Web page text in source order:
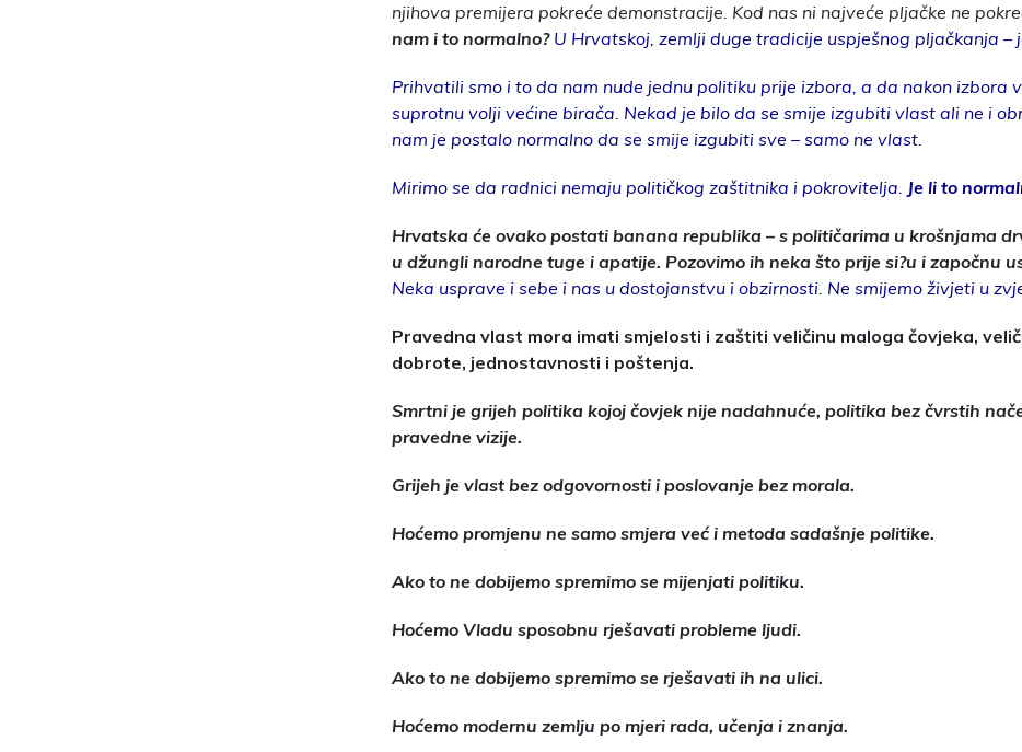
njihova premijera pokreće demonstracije. Kod nas ni najveće pljačke ne
nam i to normalno? U Hrvatskoj, zemlji duge tradicije uspješnog pljačkanja –
Prihvatili smo i to da nam nude jednu politiku prije izbora, a da nakon izbora
suprotnu volji većine birača. Nekad je bilo da se smije izgubiti vlast ali ne i
nam je postalo normalno da se smije izgubiti sve – samo ne vlast.
Mirimo se da radnici nemaju političkog zaštitnika i pokrovitelja. Je li to
Hrvatska će ovako postati banana republika – s političarima u krošnjama
u džungli narodne tuge i apatije. Pozovimo ih neka što prije si?u i započnu
Neka usprave i sebe i nas u dostojanstvu i obzirnosti. Ne smijemo živjeti u
Pravedna vlast mora imati smjelosti i zaštiti veličinu maloga čovjeka,
dobrote, jednostavnosti i poštenja.
Smrtni je grijeh politika kojoj čovjek nije nadahnuće, politika bez čvrstih
pravedne vizije.
Grijeh je vlast bez odgovornosti i poslovanje bez morala.
Hoćemo promjenu ne samo smjera već i metoda sadašnje politike.
Ako to ne dobijemo spremimo se mijenjati politiku.
Hoćemo Vladu sposobnu rješavati probleme ljudi.
Ako to ne dobijemo spremimo se rješavati ih na ulici.
Hoćemo modernu zemlju po mjeri rada, učenja i znanja.